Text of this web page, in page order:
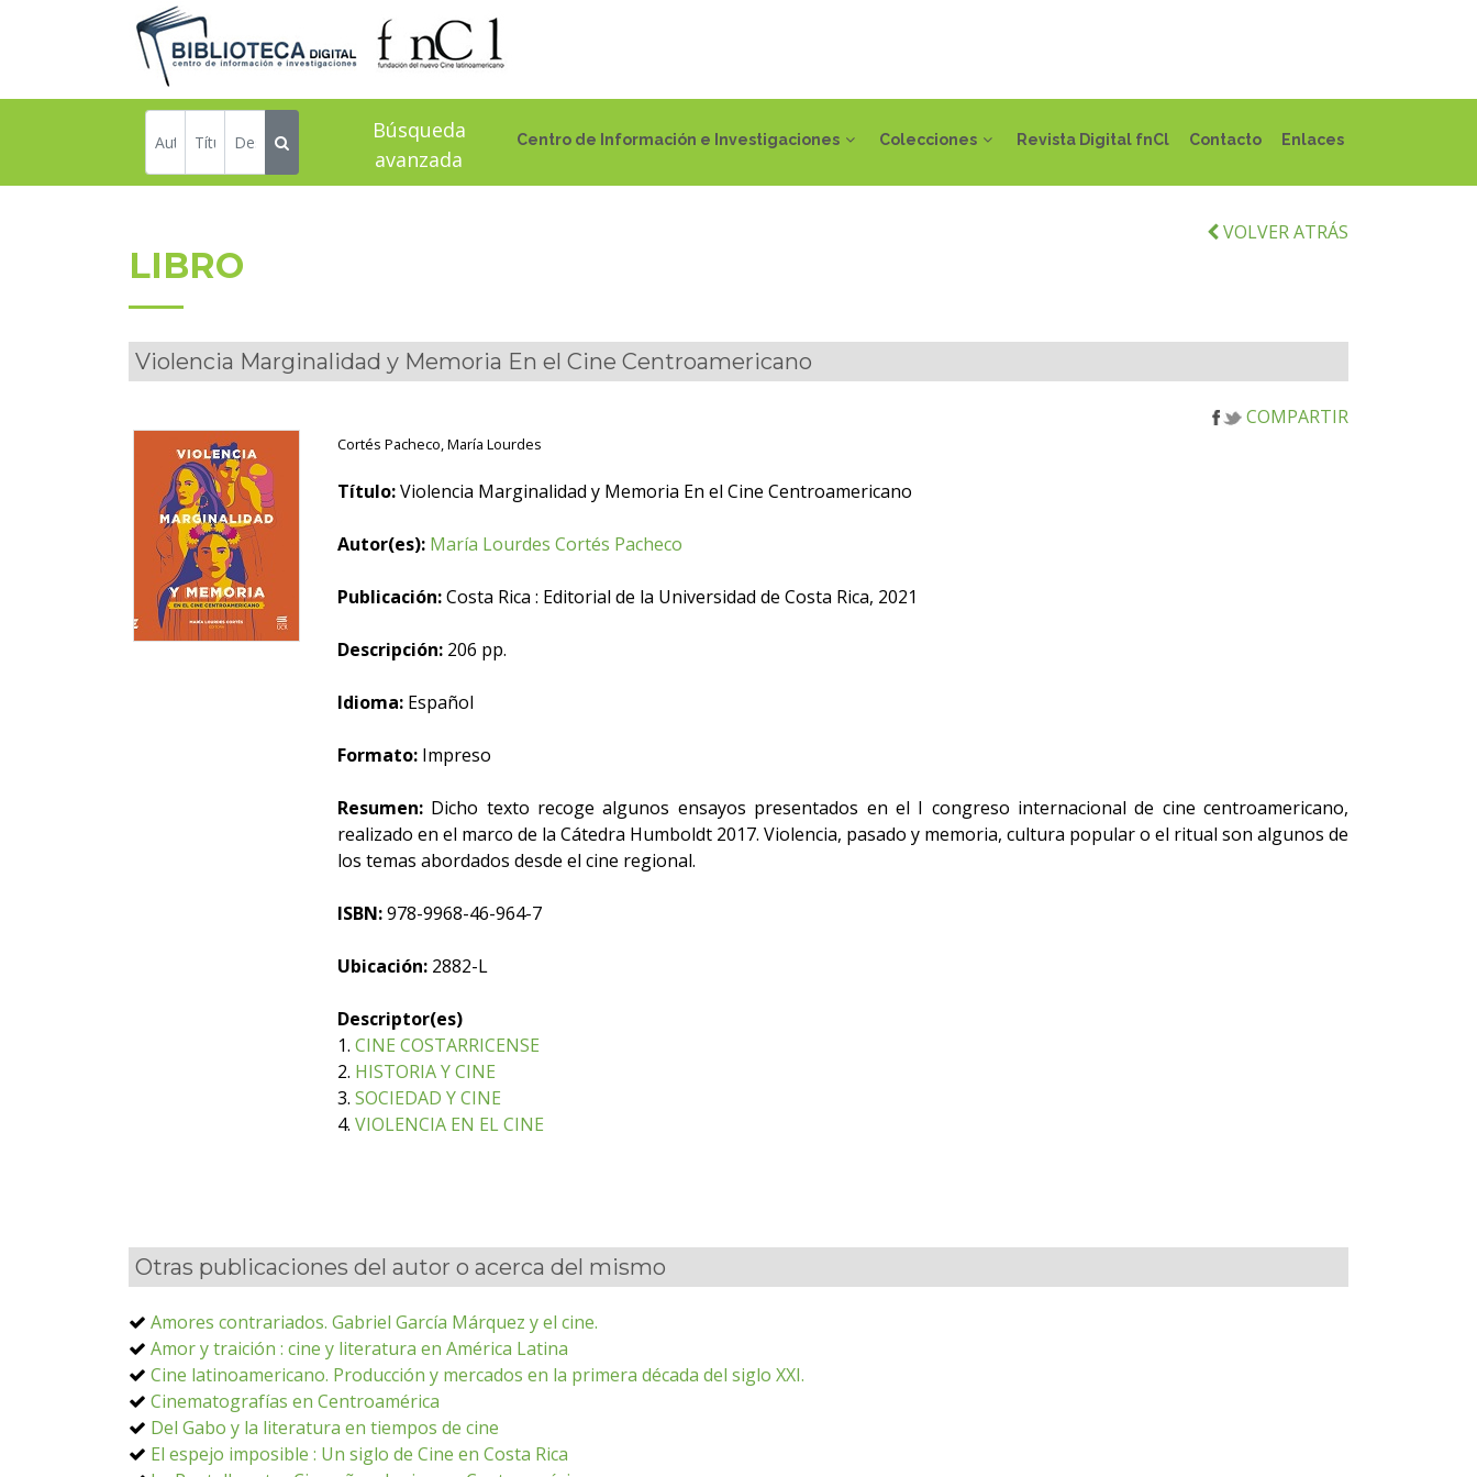
Centro de Información e Investigaciones Colecciones Revista Digital fnCl Contacto Enlaces
Búsqueda
avanzada
VOLVER ATRÁS
LIBRO
Violencia Marginalidad y Memoria En el Cine Centroamericano
COMPARTIR
Cortés Pacheco, María Lourdes
Título:Violencia Marginalidad y Memoria En el Cine Centroamericano
Autor(es): María Lourdes Cortés Pacheco
Publicación:Costa Rica : Editorial de la Universidad de Costa Rica, 2021
Descripción: 206 pp.
Idioma: Español
Formato: Impreso
Resumen: Dicho texto recoge algunos ensayos presentados en el I congreso internacional de cine centroamericano,
realizado en el marco de la Cátedra Humboldt 2017. Violencia, pasado y memoria, cultura popular o el ritual son algunos de
los temas abordados desde el cine regional.
ISBN:978-9968-46-964-7
Ubicación: 2882-L
Descriptor(es)
1. CINE COSTARRICENSE
2. HISTORIA Y CINE
3. SOCIEDAD Y CINE
4. VIOLENCIA EN EL CINE
Otras publicaciones del autor o acerca del mismo
Amores contrariados. Gabriel García Márquez y el cine.
Amor y traición : cine y literatura en América Latina
Cine latinoamericano. Producción y mercados en la primera década del siglo XXI.
Cinematografías en Centroamérica
Del Gabo y la literatura en tiempos de cine
El espejo imposible : Un siglo de Cine en Costa Rica